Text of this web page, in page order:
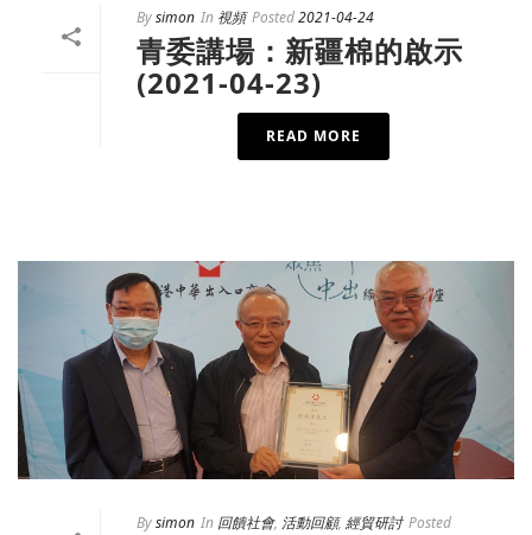
Bysimon In 視頻 Posted2021-04-24
青委講場：新疆棉的啟示
(2021-04-23)
READ MORE
Bysimon In 回饋社會, 活動回顧, 經貿研討 Posted